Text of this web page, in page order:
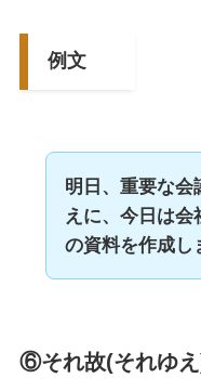
例文
明日、重要な会
えに、今日は
の資料を作成し
⑥それ故(それゆ